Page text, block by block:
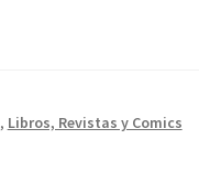
, Libros, Revistas y Comics